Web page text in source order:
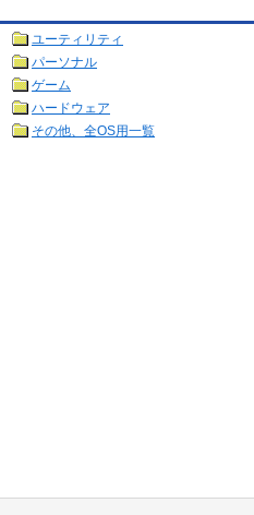
ユーティリティ
パーソナル
ゲーム
ハードウェア
その他、全OS用一覧